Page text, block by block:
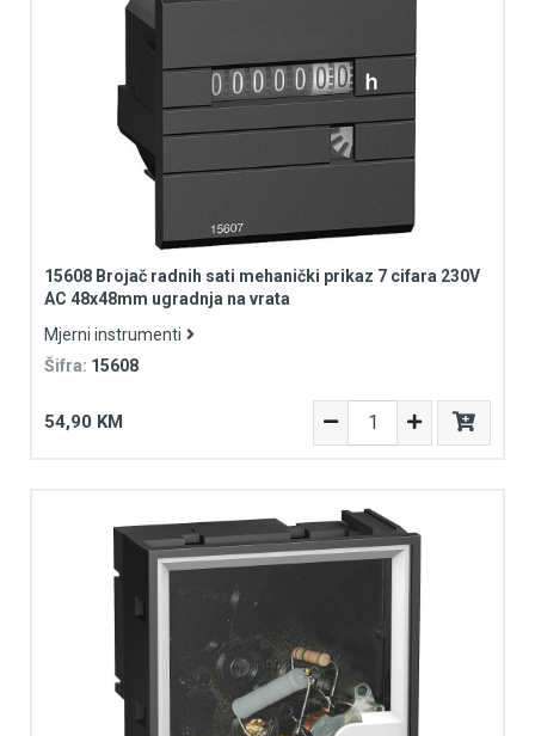
15608 Brojač radnih sati mehanički prikaz 7 cifara 230V
AC 48x48mm ugradnja na vrata
Mjerni instrumenti
Šifra: 15608
54,90 KM